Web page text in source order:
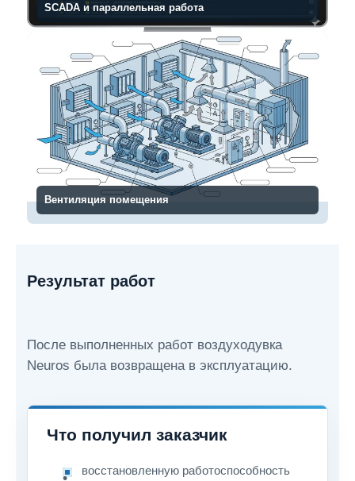
SCADA и параллельная работа
Вентиляция помещения
Результат работ
После выполненных работ воздуходувка
Neuros была возвращена в эксплуатацию.
Что получил заказчик
восстановленную работоспособность